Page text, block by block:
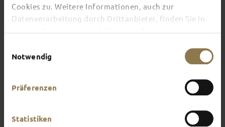
Cookies zu. Weitere Informationen, auch zur
Datenverarbeitung durch Drittanbieter, finden Sie in
Notwendig
Präferenzen
Statistiken
This page provides an overview of what awaits
you in Fulda. What do you feel like doing?